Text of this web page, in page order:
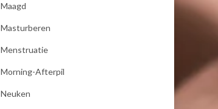
Maagd
Masturberen
Menstruatie
Morning-Afterpil
Neuken